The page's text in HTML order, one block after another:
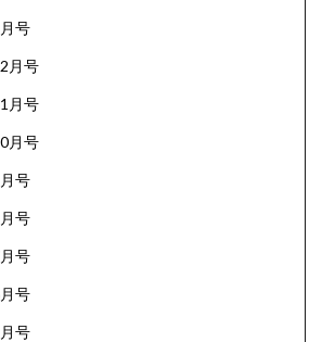
号
月号
月号
月号
号
号
号
号
号